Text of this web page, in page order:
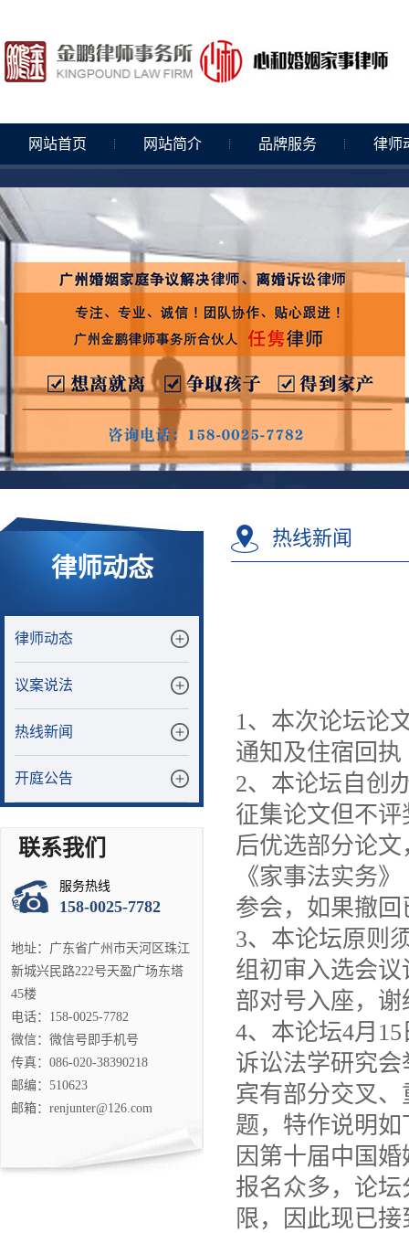
网站首页 网站简介 品牌服务 律师
律师动态
律师动态
议案说法
热线新闻
开庭公告
联系我们
服务热线
158-0025-7782
地址：广东省广州市天河区珠江
新城兴民路222号天盈广场东塔
45楼
电话：158-0025-7782
微信：微信号即手机号
传真：086-020-38390218
邮编：510623
邮箱：renjunter@126.com
热线新闻
1、本次论坛论
通知及住宿回
2、本论坛自创
征集论文但不
后优选部分论
《家事法实务
参会，如果撤
3、本论坛原则
组初审入选会
部对号入座，谢
4、本论坛4月
诉讼法学研究
宾有部分交叉
题，特作说明如
因第十届中国
报名众多，论
限，因此现已